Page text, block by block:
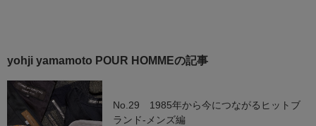
yohji yamamoto POUR HOMMEの記事
No.29 1985年から今につながるヒットブ
ランド-メンズ編